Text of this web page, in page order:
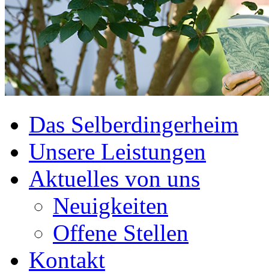
Das Selberdingerheim
Unsere Leistungen
Aktuelles von uns
Neuigkeiten
Offene Stellen
Kontakt